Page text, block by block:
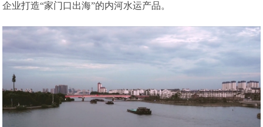
企业打造“家门口出海”的内河水运产品。